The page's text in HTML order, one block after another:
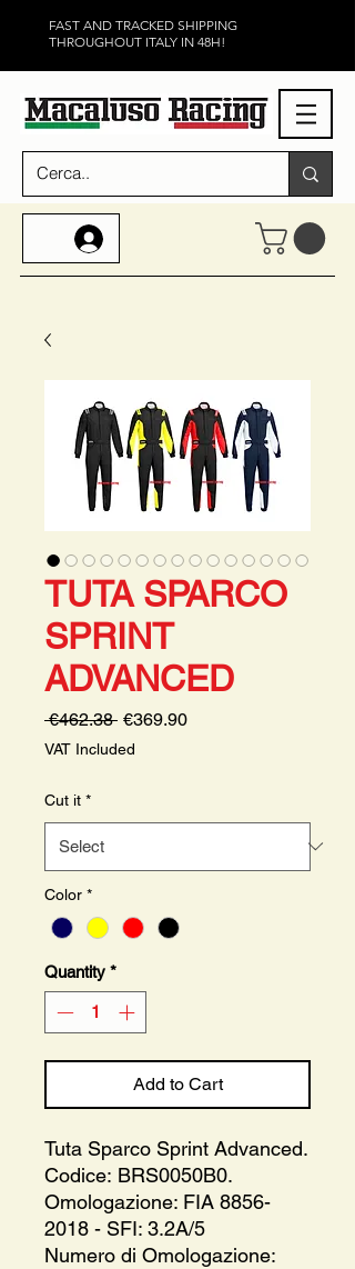
FAST AND TRACKED SHIPPING
THROUGHOUT ITALY IN 48H!
TUTA SPARCO
SPRINT
ADVANCED
€462.38 Regular
Price
€369.90Sale
VAT Included
Cut it *
Color *
Quantity *
Add to Cart
Tuta Sparco Sprint Advanced.
Codice: BRS0050B0.
Omologazione: FIA 8856-
2018 - SFI: 3.2A/5
Numero di Omologazione: